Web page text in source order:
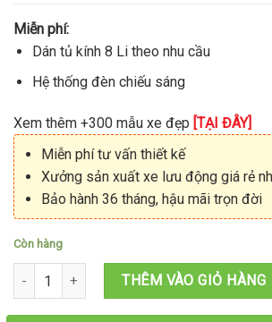
Miễn phí:
Dán tủ kính 8 Li theo nhu cầu
Hệ thống đèn chiếu sáng
Xem thêm +300 mẫu xe đẹp [TẠI ĐÂY]
Miễn phí tư vấn thiết kế
Xưởng sản xuất xe lưu động giá rẻ
Bảo hành 36 tháng, hậu mãi trọn đời
Còn hàng
Xe sinh tố nước ép 1M2x60x1M95 số lượng
THÊM VÀO GIỎ HÀNG